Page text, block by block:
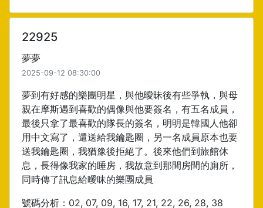
22925
夢夢
2025-09-12 08:30:00
夢到有好感的樂團明星，與他曖昧後有些爭執，與母
親在摩斯遇到喜歡的偶像與他要簽名，有五名成員，
最後只拿了最喜歡的隊長的簽名，明明是韓國人他卻
用中文寫了，還送給我鑰匙圈，另一名成員原本也要
送我鑰匙圈，我猶豫後拒絕了。後來他們到旅館休
息，長得像我家的睡房，我故意到那間房間的廁所，
同時傳了訊息給曖昧的樂團成員
號碼分析：02, 07, 09, 16, 17, 21, 22, 26, 28, 38